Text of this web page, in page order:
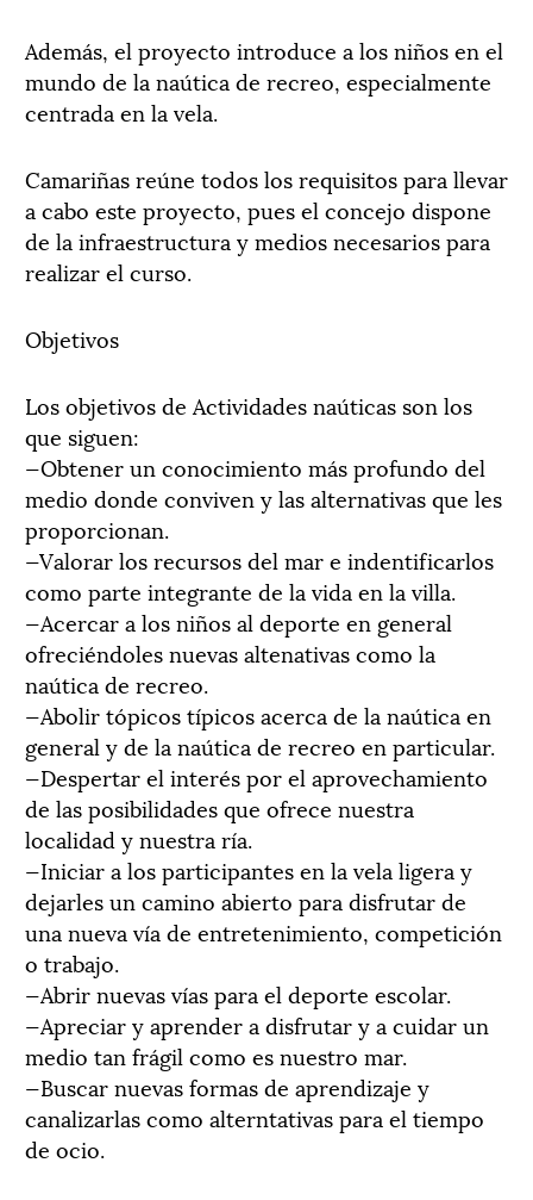
Además, el proyecto introduce a los niños en el
mundo de la naútica de recreo, especialmente
centrada en la vela.
Camariñas reúne todos los requisitos para llevar
a cabo este proyecto, pues el concejo dispone
de la infraestructura y medios necesarios para
realizar el curso.
Objetivos
Los objetivos de Actividades naúticas son los
que siguen:
—Obtener un conocimiento más profundo del
medio donde conviven y las alternativas que les
proporcionan.
—Valorar los recursos del mar e indentificarlos
como parte integrante de la vida en la villa.
—Acercar a los niños al deporte en general
ofreciéndoles nuevas altenativas como la
naútica de recreo.
—Abolir tópicos típicos acerca de la naútica en
general y de la naútica de recreo en particular.
—Despertar el interés por el aprovechamiento
de las posibilidades que ofrece nuestra
localidad y nuestra ría.
—Iniciar a los participantes en la vela ligera y
dejarles un camino abierto para disfrutar de
una nueva vía de entretenimiento, competición
o trabajo.
—Abrir nuevas vías para el deporte escolar.
—Apreciar y aprender a disfrutar y a cuidar un
medio tan frágil como es nuestro mar.
—Buscar nuevas formas de aprendizaje y
canalizarlas como alterntativas para el tiempo
de ocio.